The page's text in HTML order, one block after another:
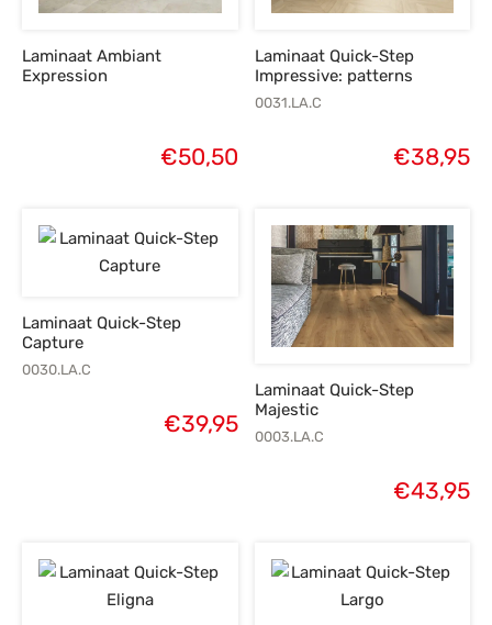
Laminaat Ambiant
Expression
€50,50
Laminaat Quick-Step
Impressive: patterns
0031.LA.C
€38,95
Laminaat Quick-Step
Capture
0030.LA.C
€39,95
Laminaat Quick-Step
Majestic
0003.LA.C
€43,95